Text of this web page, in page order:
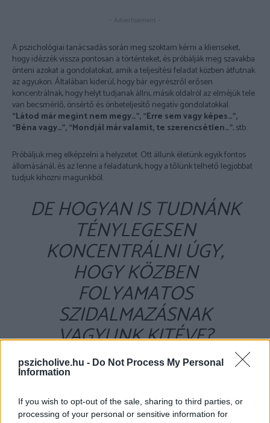
pszicholive.hu - Do Not Process My Personal
Information
If you wish to opt-out of the sale, sharing to third parties, or
processing of your personal or sensitive information for
- Advertisement -
A pszichológiai tanácsadás során meg szoktam kérni a klienseket,
hogy idézzék vissza pontosan a történteket, és próbálják meg szavakba
önteni azokat a gondolatokat, amik a teljesítési feladat közben átfutnak
az agyukon. Általában kiderül, hogy bár egyrészről erősen
koncentrálnak, hogy helyt tudjanak állni, másik oldalról az elméjük tele
van becsmérlő, önsértő és önbeteljesítő negatív gondolatokkal.
“Látod már megint nem megy…”, “Erre sem vagy képes…”,
“Béna vagy…”, “Mondjál már valamit, te szerencsétlen…”, stb.
Próbáljuk meg elképzelni a helyzetet. Ott állunk életünk egyik fontos
állomásánál, és az lenne a feladatunk, hogy a tőlünk telhető legjobbat
tudjuk kihozni magunkból.
DE HOGYAN IS TUDNÁNK
TÉNYLEGESEN
KONCENTRÁLNI ÚGY,
HOGY KÖZBEN
FOLYAMATOS
SZIDALMAZÁSNAK
VAGYUNK KITÉVE?